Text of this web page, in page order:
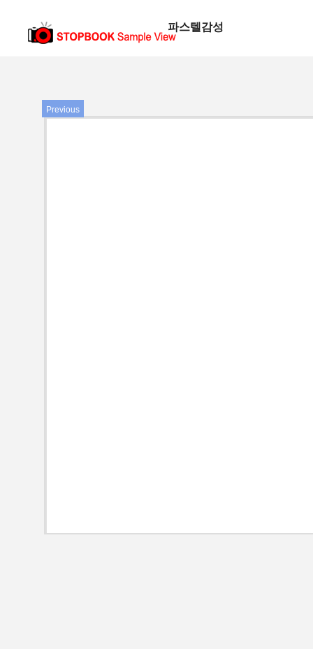
파스텔감성
Previous